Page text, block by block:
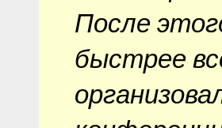
После
быстрее